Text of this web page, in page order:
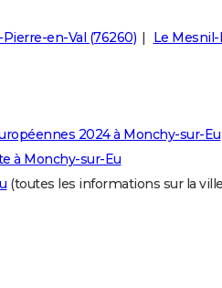
en-Val (76260) Le
2024 à Monchy-sur-Eu
à Monchy-sur-Eu
(toutes les informations sur la